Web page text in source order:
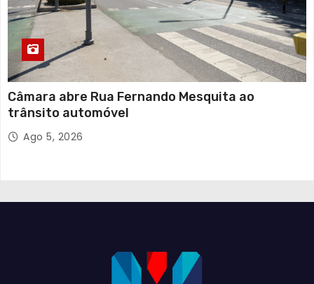
Câmara abre Rua Fernando Mesquita ao
trânsito automóvel
Ago 5, 2026